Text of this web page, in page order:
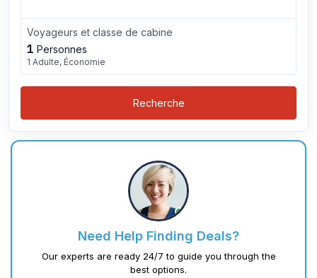
Voyageurs et classe de cabine
1 Personnes
1 Adulte, Économie
Recherche
Need Help Finding Deals?
Our experts are ready 24/7 to guide you through the
best options.